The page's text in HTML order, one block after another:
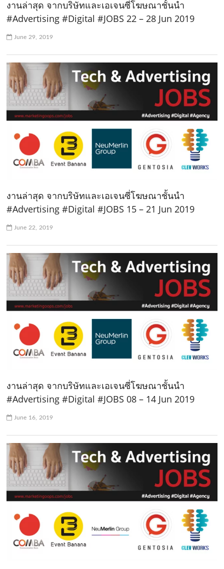
งานล่าสุด จากบริษัทและเอเจนซี่โฆษณาชั้นนำ
#Advertising #Digital #JOBS 22 – 28 Jun 2019
June 29, 2019
งานล่าสุด จากบริษัทและเอเจนซี่โฆษณาชั้นนำ
#Advertising #Digital #JOBS 15 – 21 Jun 2019
June 22, 2019
งานล่าสุด จากบริษัทและเอเจนซี่โฆษณาชั้นนำ
#Advertising #Digital #JOBS 08 – 14 Jun 2019
June 16, 2019